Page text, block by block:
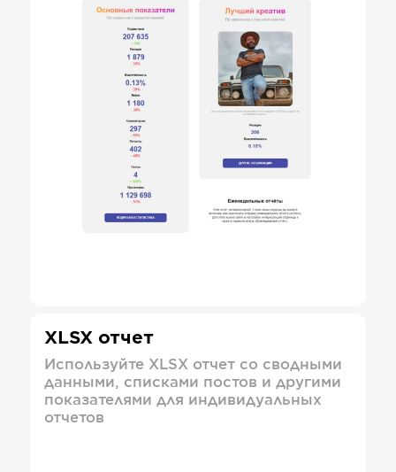
XLSX отчет
Используйте XLSX отчет со сводными
данными, списками постов и другими
показателями для индивидуальных
отчетов